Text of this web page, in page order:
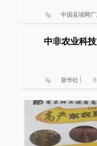
中国县域网
中非农业科
新华社